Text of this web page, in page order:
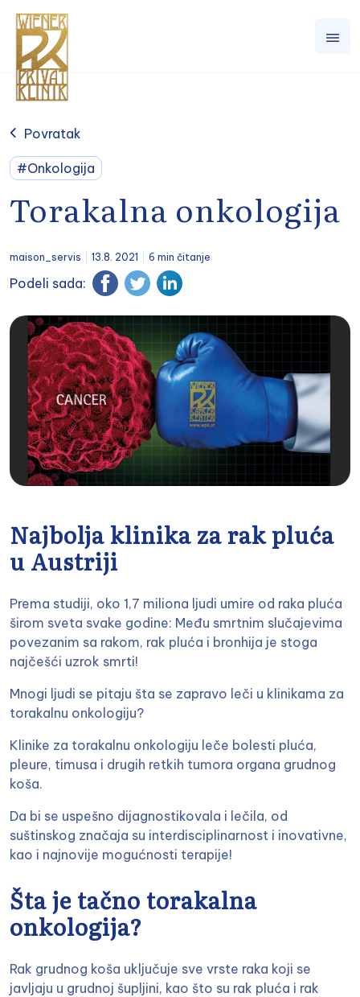
Povratak
#Onkologija
Torakalna onkologija
maison_servis 13.8. 2021 6 min čitanje
Podeli sada:
Najbolja klinika za rak pluća
u Austriji
Prema studiji, oko 1,7 miliona ljudi umire od raka pluća
širom sveta svake godine: Među smrtnim slučajevima
povezanim sa rakom, rak pluća i bronhija je stoga
najčešći uzrok smrti!
Mnogi ljudi se pitaju šta se zapravo leči u klinikama za
torakalnu onkologiju?
Klinike za torakalnu onkologiju leče bolesti pluća,
pleure, timusa i drugih retkih tumora organa grudnog
koša.
Da bi se uspešno dijagnostikovala i lečila, od
suštinskog značaja su interdisciplinarnost i inovativne,
kao i najnovije mogućnosti terapije!
Šta je tačno torakalna
onkologija?
Rak grudnog koša uključuje sve vrste raka koji se
javljaju u grudnoj šupljini, kao što su rak pluća i rak